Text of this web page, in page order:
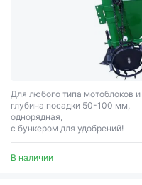
Для любого типа мотоблоков
глубина посадки 50-100 мм,
однорядная,
с бункером для удобрений!
В наличии